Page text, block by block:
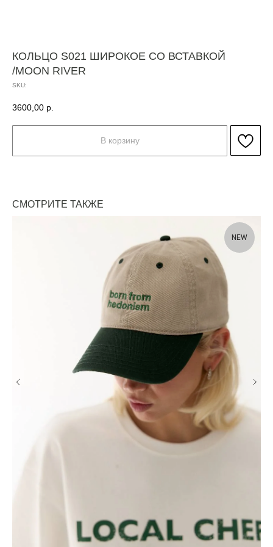
КОЛЬЦО S021 ШИРОКОЕ СО ВСТАВКОЙ
/MOON RIVER
SKU:
3600,00 р.
В корзину
СМОТРИТЕ ТАКЖЕ
NEW